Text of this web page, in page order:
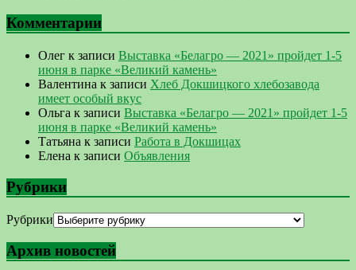
Комментарии
Олег к записи Выставка «Белагро — 2021» пройдет 1-5
июня в парке «Великий камень»
Валентина к записи Хлеб Докшицкого хлебозавода
имеет особый вкус
Ольга к записи Выставка «Белагро — 2021» пройдет 1-5
июня в парке «Великий камень»
Татьяна к записи Работа в Докшицах
Елена к записи Объявления
Рубрики
Рубрики
Архив новостей